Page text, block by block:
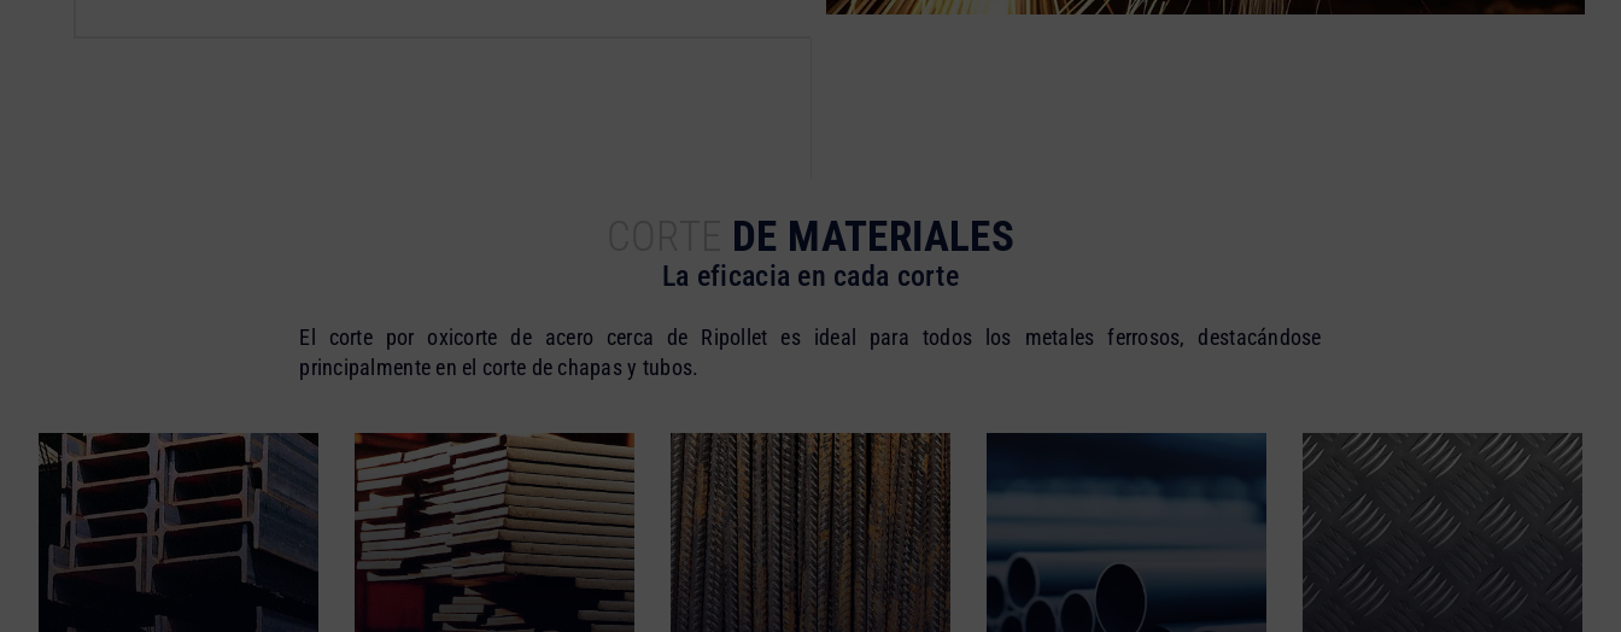
DE MATERIALES
La eficacia en cada corte
El corte por oxicorte de acero cerca de Ripollet es ideal para todos los metales ferrosos, destacándose
principalmente en el corte de chapas y tubos.